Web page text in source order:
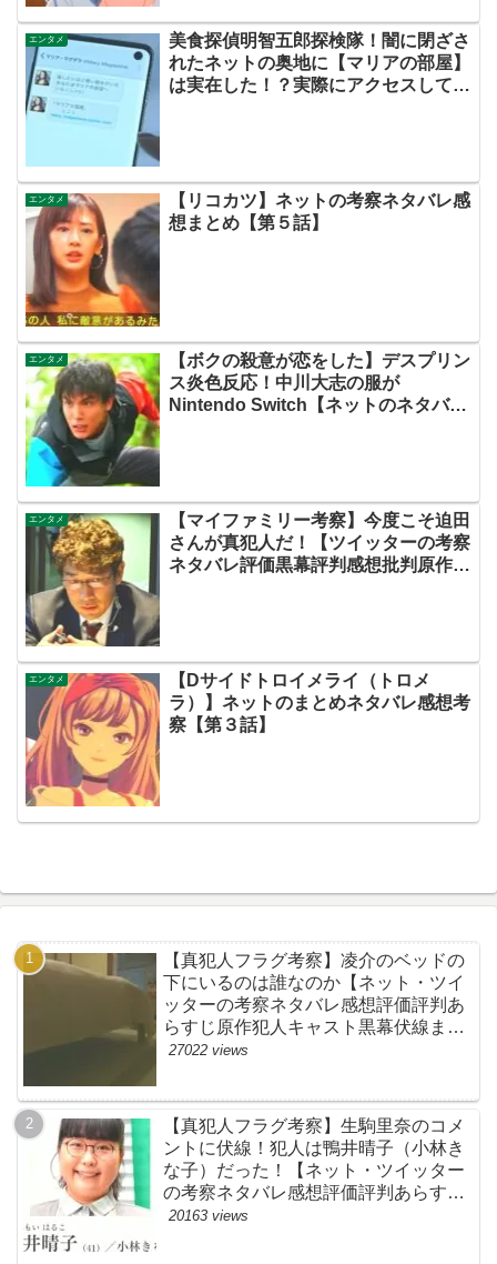
エンタメ
美食探偵明智五郎探検隊！闇に閉ざさ
れたネットの奥地に【マリアの部屋】
は実在した！？実際にアクセスしてみ
エンタメ
【リコカツ】ネットの考察ネタバレ感
想まとめ【第５話】
エンタメ
【ボクの殺意が恋をした】デスプリン
ス炎色反応！中川大志の服が
Nintendo Switch【ネットのネタバレ
エンタメ
【マイファミリー考察】今度こそ迫田
さんが真犯人だ！【ツイッターの考察
ネタバレ評価黒幕評判感想批判原作犯
エンタメ
【Dサイドトロイメライ（トロメ
ラ）】ネットのまとめネタバレ感想考
察【第３話】
【真犯人フラグ考察】凌介のベッドの
下にいるのは誰なのか【ネット・ツイ
ッターの考察ネタバレ感想評価評判あ
らすじ原作犯人キャスト黒幕伏線まと
め】
27022 views
【真犯人フラグ考察】生駒里奈のコメ
ントに伏線！犯人は鴨井晴子（小林き
な子）だった！【ネット・ツイッター
の考察ネタバレ感想評価評判あらすじ
原作犯人キャスト黒幕伏線まとめ・鴨
20163 views